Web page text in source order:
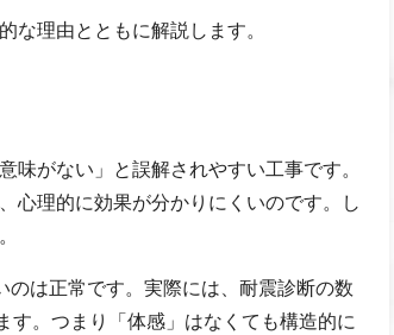
な理由とともに解説します。
味がない」と誤解されやすい工事です。
心理的に効果が分かりにくいのです。し
のは正常です。実際には、耐震診断の数
。つまり「体感」はなくても構造的に